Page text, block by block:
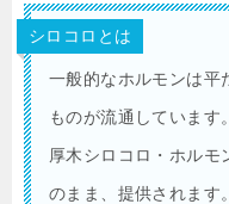
シロコロとは
一般的なホルモンは平
ものが流通しています。
厚木シロコロ・ホルモ
のまま、提供されます。